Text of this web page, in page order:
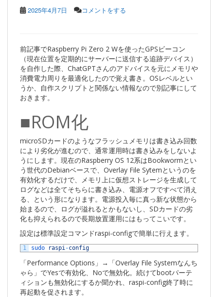
2025年4月7日 コメントをする
前記事でRaspberry Pi Zero 2 Wを使ったGPSビーコン
（現在位置を定期的にサーバーに送信する追跡デバイス）
を自作した際、ChatGPTさんのアドバイスを元にメモリや
消費電力周りを最適化したので覚え書き。OSレベルとい
うか、自作スクリプトと関係ない情報なので別記事にして
おきます。
■ROM化
microSDカードのようなフラッシュメモリは書き込み回数
により劣化が進むので、通常運用時は書き込みをしないよ
うにします。現在のRaspberry OS 12系はBookwormとい
う世代のDebianベースで、Overlay File Sytemというのを
有効化するだけで、メモリ上に仮想ストレージを生成して
ログなどは全てそちらに書き込み、電源オフですべて消え
る、という形になります。電源投入毎に真っ新な状態から
始まるので、ログが溢れるとかもないし、SDカードの劣
化も抑えられるので長期放置運用にはもってこいです。
設定は標準設定コマンドraspi-configで簡単に行えます。
1 sudo raspi -config
「Performance Options」→「Overlay File Systemなんち
ゃら」でYesで有効化、Noで無効化。続けてbootパーテ
ィションも無効化にするか聞かれ、raspi-config終了時に
再起動を促されます。